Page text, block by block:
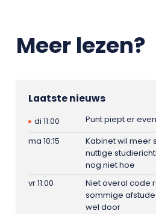
Meer lezen?
Laatste nieuws
di 11:00
Punt piept er
ma 10:15
Kabinet wil meer
nuttige
nog niet hoe
vr 11:00
Niet overal code
sommige
wel door